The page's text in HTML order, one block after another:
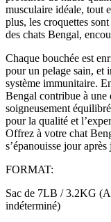
musculaire idéale, tout
plus, les croquettes
des chats Bengal,
Chaque bouchée est
pour un pelage sain, et
système immunitaire.
Bengal contribue à une
soigneusement
pour la qualité et
Offrez à votre chat
s’épanouisse jour après
FORMAT:
Sac de 7LB / 3.2KG
indéterminé)